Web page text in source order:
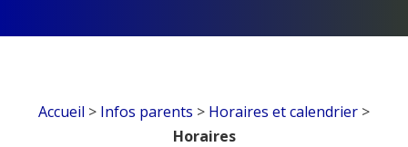
Accueil > Infos parents > Horaires et calendrier >
Horaires